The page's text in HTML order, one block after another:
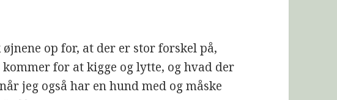
op for, at der er stor forskel på,
for at kigge og lytte, og hvad der
jeg også har en hund med og måske